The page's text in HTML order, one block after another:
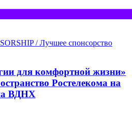
/ Лучшее спонсорство
для комфортной жизни»
Ростелекома на
ВДНХ